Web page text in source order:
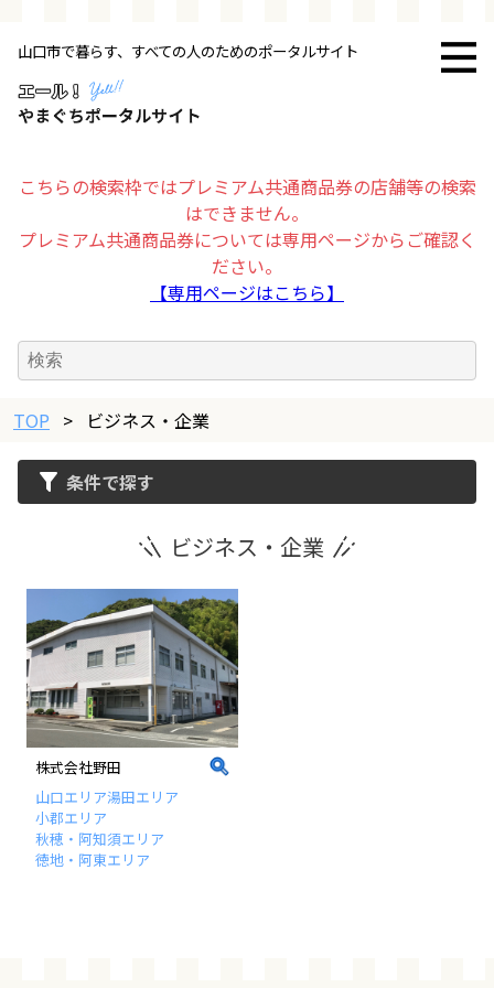
山口市で暮らす、すべての人のためのポータルサイト
こちらの検索枠ではプレミアム共通商品券の店舗等の検索
はできません。
プレミアム共通商品券については専用ページからご確認く
ださい。
【専用ページはこちら】
トップページ
その他
求人情報
お得
新規登録の事業者の皆様
すでにご登録済み事業者の皆様
イベント情報の掲載はこちら
TOP > ビジネス・企業
条件で探す
ビジネス・企業
株式会社野田
山口エリア湯田エリア
小郡エリア
秋穂・阿知須エリア
徳地・阿東エリア